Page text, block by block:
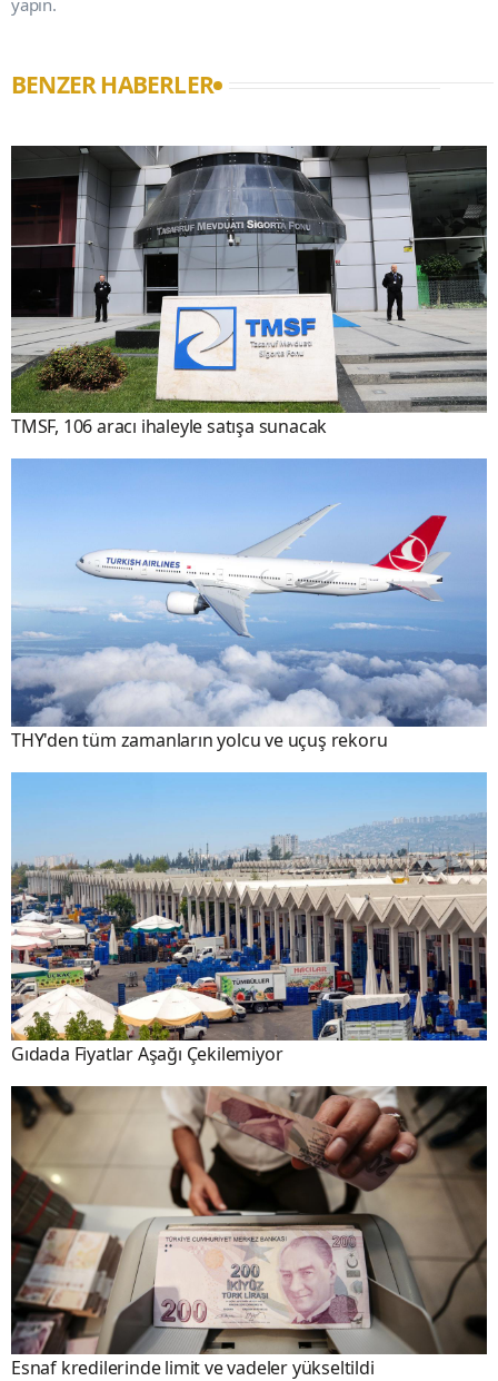
BENZER HABERLER
TMSF, 106 aracı ihaleyle satışa sunacak
THY'den tüm zamanların yolcu ve uçuş rekoru
Gıdada Fiyatlar Aşağı Çekilemiyor
Esnaf kredilerinde limit ve vadeler yükseltildi